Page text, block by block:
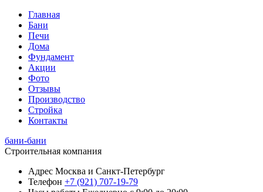
Главная
Бани
Печи
Дома
Фундамент
Акции
Фото
Отзывы
Производство
Стройка
Контакты
бани-бани
Строительная компания
Адрес Москва и Санкт-Петербург
Телефон +7 (921) 707-19-79